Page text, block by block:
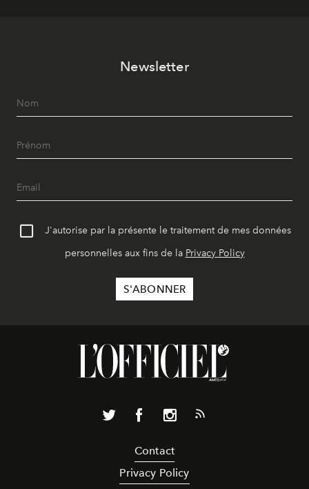
Newsletter
J'autorise par la présente le traitement de mes données
personnelles aux fins de la Privacy Policy
Contact
Privacy Policy